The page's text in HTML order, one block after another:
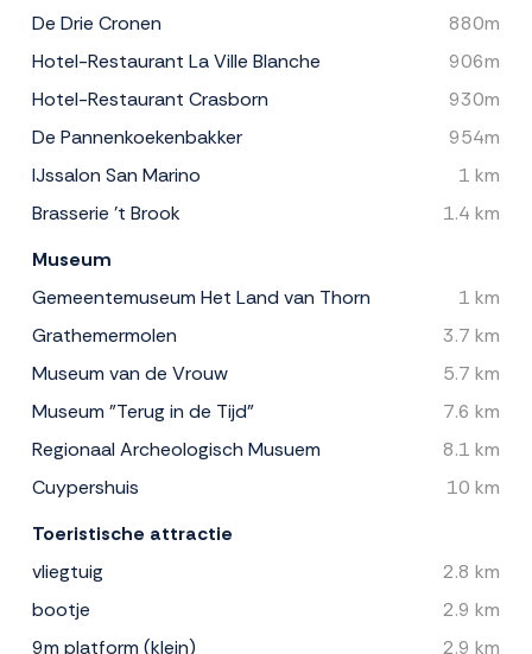
De Drie Cronen
880m
Hotel-Restaurant La Ville Blanche
906m
Hotel-Restaurant Crasborn
930m
De Pannenkoekenbakker
954m
IJssalon San Marino
1 km
Brasserie 't Brook
1.4 km
Museum
Gemeentemuseum Het Land van Thorn
1 km
Grathemermolen
3.7 km
Museum van de Vrouw
5.7 km
Museum "Terug in de Tijd"
7.6 km
Regionaal Archeologisch Musuem
8.1 km
Cuypershuis
10 km
Toeristische attractie
vliegtuig
2.8 km
bootje
2.9 km
9m platform (klein)
2.9 km